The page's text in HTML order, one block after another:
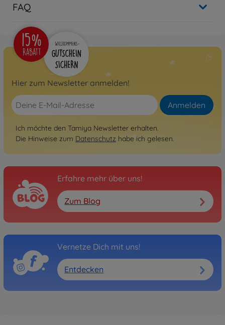
FAQ
Hier zum Newsletter anmelden!
Anmelden
Ich möchte den Tamiya Newsletter erhalten.
Die Hinweise zum Datenschutz habe ich gelesen.
Erfahre mehr über uns!
Zum Blog
Vernetze Dich mit uns!
Entdecken